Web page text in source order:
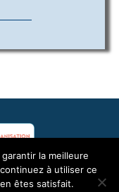
(Le Choix) | FRANCE
la meilleure
à utiliser ce
êtes satisfait.